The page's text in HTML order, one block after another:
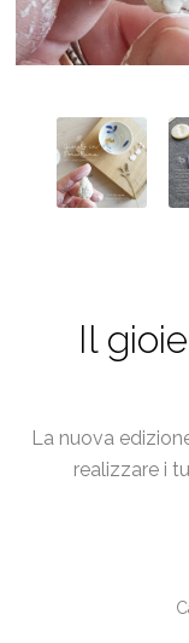
Il
La nuova
realizzare i